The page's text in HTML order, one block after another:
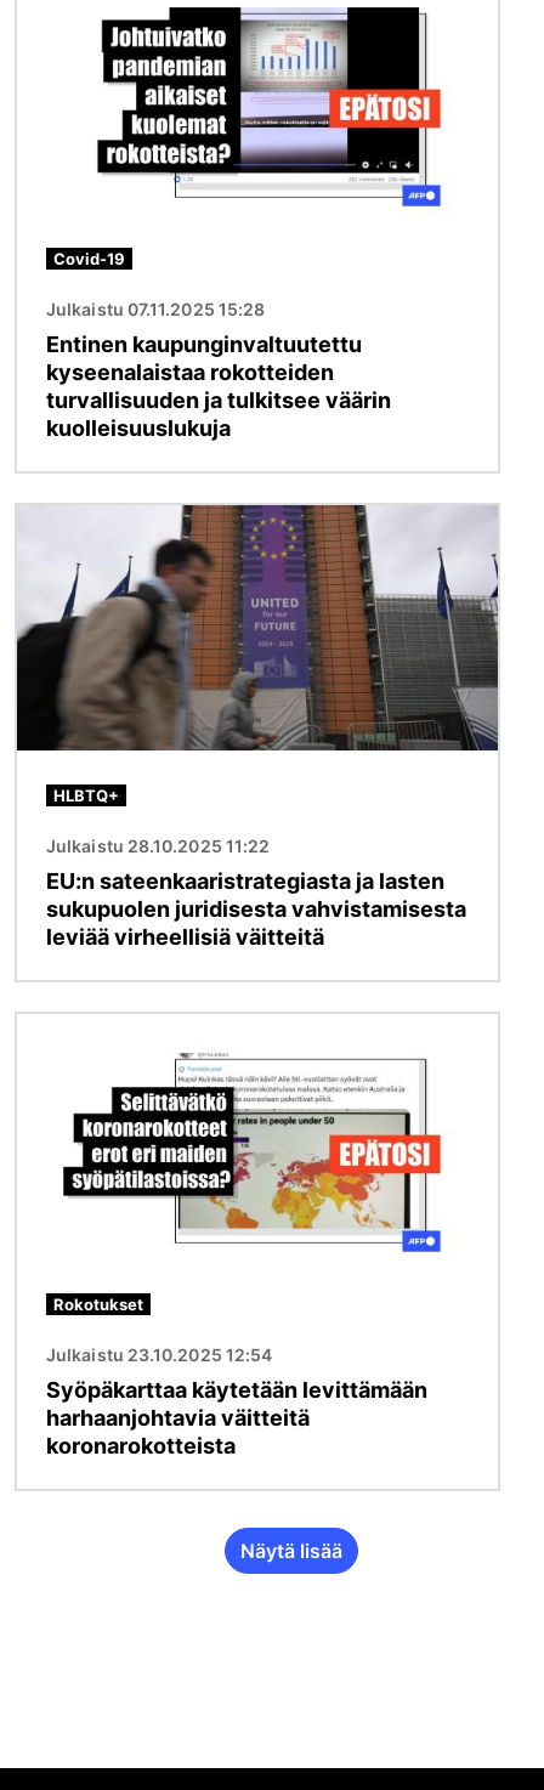
Covid-19
Julkaistu 07.11.2025 15:28
Entinen kaupunginvaltuutettu
kyseenalaistaa rokotteiden
turvallisuuden ja tulkitsee väärin
kuolleisuuslukuja
HLBTQ+
Julkaistu 28.10.2025 11:22
EU:n sateenkaaristrategiasta ja lasten
sukupuolen juridisesta vahvistamisesta
leviää virheellisiä väitteitä
Rokotukset
Julkaistu 23.10.2025 12:54
Syöpäkarttaa käytetään levittämään
harhaanjohtavia väitteitä
koronarokotteista
Näytä lisää